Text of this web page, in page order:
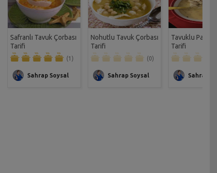
Safranlı Tavuk Çorbası
Tarifi
(1)
Sahrap Soysal
Nohutlu Tavuk Çorbası
Tarifi
(0)
Sahrap Soysal
Tavuklu Paça
Tarifi
Sahrap